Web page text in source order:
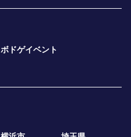
ボドゲイベント